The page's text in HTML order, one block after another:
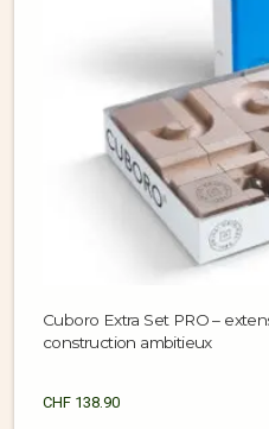
Cuboro Extra Set PRO –
construction ambitieux
CHF 138.90